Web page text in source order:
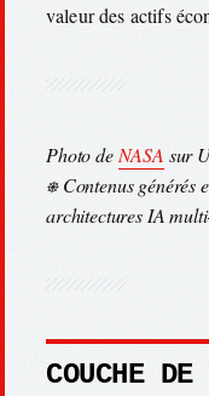
valeur des actifs
Photo de NASA sur
⎈ Contenus générés
architectures IA
COUCHE